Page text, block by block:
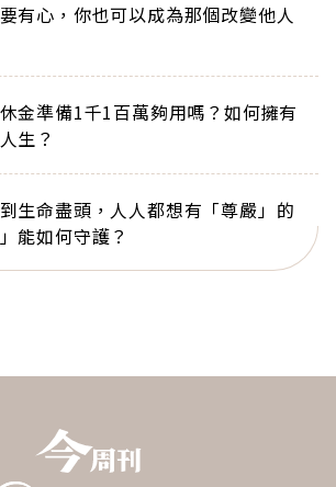
有心，你也可以成為那個改變他人
金準備1千1百萬夠用嗎？如何擁有
生？
生命盡頭，人人都想有「尊嚴」的
能如何守護？